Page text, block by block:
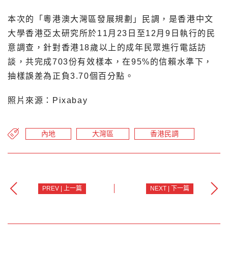
本次的「粵港澳大灣區發展規劃」民調，是香港中文
大學香港亞太研究所於11月23日至12月9日執行的民
意調查，針對香港18歲以上的成年民眾進行電話訪
談，共完成703份有效樣本，在95%的信賴水準下，
抽樣誤差為正負3.70個百分點。
照片來源：Pixabay
內地 大灣區 香港民調
PREV | 上一篇 NEXT | 下一篇